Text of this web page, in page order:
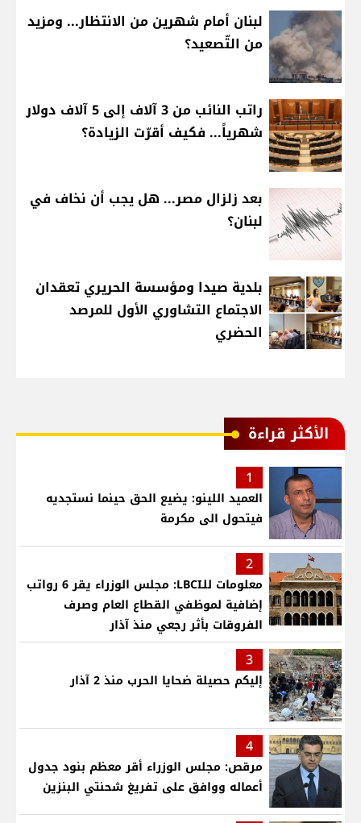
لبنان أمام شهرين من الانتظار... ومزيد
من التّصعيد؟
راتب النائب من 3 آلاف إلى 5 آلاف دولار
شهرياً... فكيف أقرّت الزيادة؟
بعد زلزال مصر... هل يجب أن نخاف في
لبنان؟
بلدية صيدا ومؤسسة الحريري تعقدان
الاجتماع التشاوري الأول للمرصد
الحضري
الأكثر قراءة
1
العميد اللينو: يضيع الحق حينما نستجديه
فيتحول الى مكرمة
2
معلومات للـLBCI: مجلس الوزراء يقر 6 رواتب
إضافية لموظفي القطاع العام وصرف
الفروقات بأثر رجعي منذ آذار
3
إليكم حصيلة ضحايا الحرب منذ 2 آذار
4
مرقص: مجلس الوزراء أقر معظم بنود جدول
أعماله ووافق على تفريغ شحنتي البنزين